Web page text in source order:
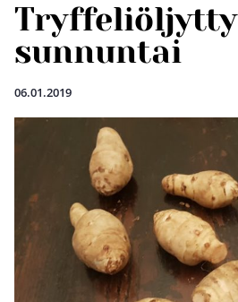
Tryffeliöljytty
sunnuntai
06.01.2019